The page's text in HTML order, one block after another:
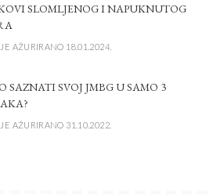
SLOMLJENOG I NAPUKNUTOG
AŽURIRANO 18.01.2024.
SAZNATI SVOJ JMBG U SAMO 3
AŽURIRANO 31.10.2022.